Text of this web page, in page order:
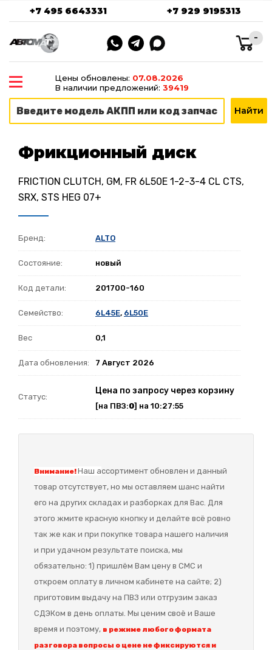
+7 495 6643331 +7 929 9195313
-
Цены обновлены: 07.08.2026
В наличии предложений: 39419
Фрикционный диск
FRICTION CLUTCH, GM, FR 6L50E 1-2-3-4 CL CTS,
SRX, STS HEG 07+
Бренд: ALTO
Состояние: новый
Код детали: 201700-160
Семейство: 6L45E, 6L50E
Вес 0,1
Дата обновления: 7 Август 2026
Статус:
Цена по запросу через корзину
[на ПВЗ:0] на 10:27:55
Внимание!Наш ассортимент обновлен и данный
товар отсутствует, но мы оставляем шанс найти
его на других складах и разборках для Вас. Для
этого жмите красную кнопку и делайте всё ровно
так же как и при покупке товара нашего наличия
и при удачном результате поиска, мы
обязательно: 1) пришлём Вам цену в СМС и
откроем оплату в личном кабинете на сайте; 2)
приготовим выдачу на ПВЗ или отгрузим заказ
СДЭКом в день оплаты. Мы ценим своё и Ваше
время и поэтому, в режиме любого формата
разговора вопросы о цене не фиксируются и